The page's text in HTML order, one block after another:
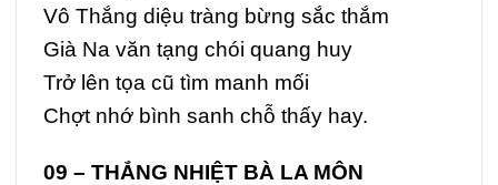
Vô Thắng diệu tràng bừng sắc thắm
Già Na văn tạng chói quang huy
Trở lên tọa cũ tìm manh mối
Chợt nhớ bình sanh chỗ thấy hay.
09 – THẮNG NHIỆT BÀ LA MÔN